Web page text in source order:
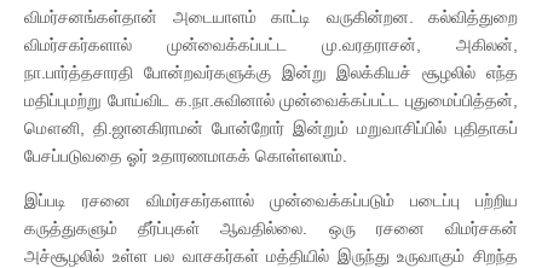
விமர்சனங்கள்தான் அடையாளம் காட்டி வருகின்றன. கல்வித்துறை
விமர்சகர்களால் முன்வைக்கப்பட்ட மு.வரதராசன், அகிலன்,
நா.பார்த்தசாரதி போன்றவர்களுக்கு இன்று இலக்கியச் சூழலில் எந்த
மதிப்புமற்று போய்விட க.நா.சுவினால் முன்வைக்கப்பட்ட புதுமைப்பித்தன்,
மௌனி, தி.ஜானகிராமன் போன்றோர் இன்றும் மறுவாசிப்பில் புதிதாகப்
பேசப்படுவதை ஓர் உதாரணமாகக் கொள்ளலாம்.
இப்படி ரசனை விமர்சகர்களால் முன்வைக்கப்படும் படைப்பு பற்றிய
கருத்துகளும் தீர்ப்புகள் ஆவதில்லை. ஒரு ரசனை விமர்சகன்
அச்சூழலில் உள்ள பல வாசகர்கள் மத்தியில் இருந்து உருவாகும் சிறந்த